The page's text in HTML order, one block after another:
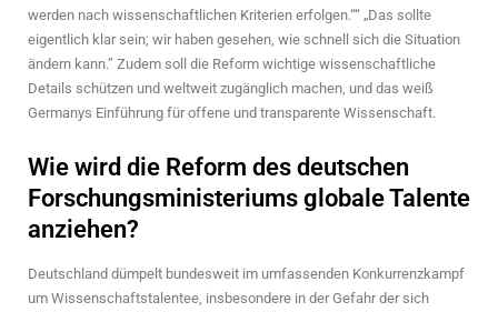
werden nach wissenschaftlichen Kriterien erfolgen.““ „Das sollte
eigentlich klar sein; wir haben gesehen, wie schnell sich die Situation
ändern kann.” Zudem soll die Reform wichtige wissenschaftliche
Details schützen und weltweit zugänglich machen, und das weiß
Germanys Einführung für offene und transparente Wissenschaft.
Wie wird die Reform des deutschen
Forschungsministeriums globale Talente
anziehen?
Deutschland dümpelt bundesweit im umfassenden Konkurrenzkampf
um Wissenschaftstalentee, insbesondere in der Gefahr der sich